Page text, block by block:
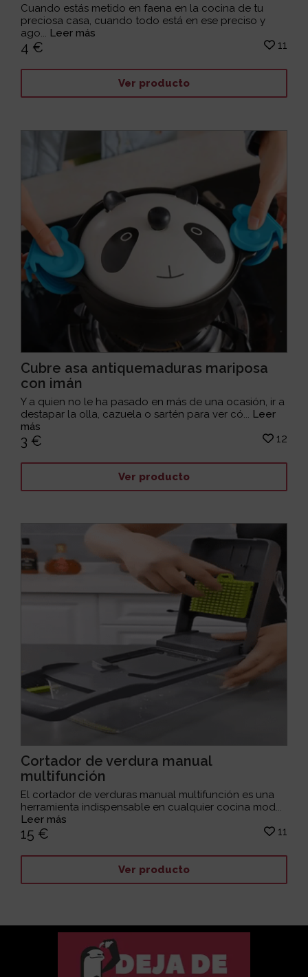
Cuando estás metido en faena en la cocina de tu
preciosa casa, cuando todo está en ese preciso y
ago... Leer más
4 € 11
Ver producto
Cubre asa antiquemaduras mariposa
con imán
Y a quien no le ha pasado en más de una ocasión, ir a
destapar la olla, cazuela o sartén para ver có... Leer
más
3 € 12
Ver producto
Cortador de verdura manual
multifunción
El cortador de verduras manual multifunción es una
herramienta indispensable en cualquier cocina mod...
Leer más
15 € 11
Ver producto